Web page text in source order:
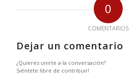
0
COMENTARIOS
Dejar un comentario
¿Quieres unirte a la conversación?
Siéntete libre de contribuir!